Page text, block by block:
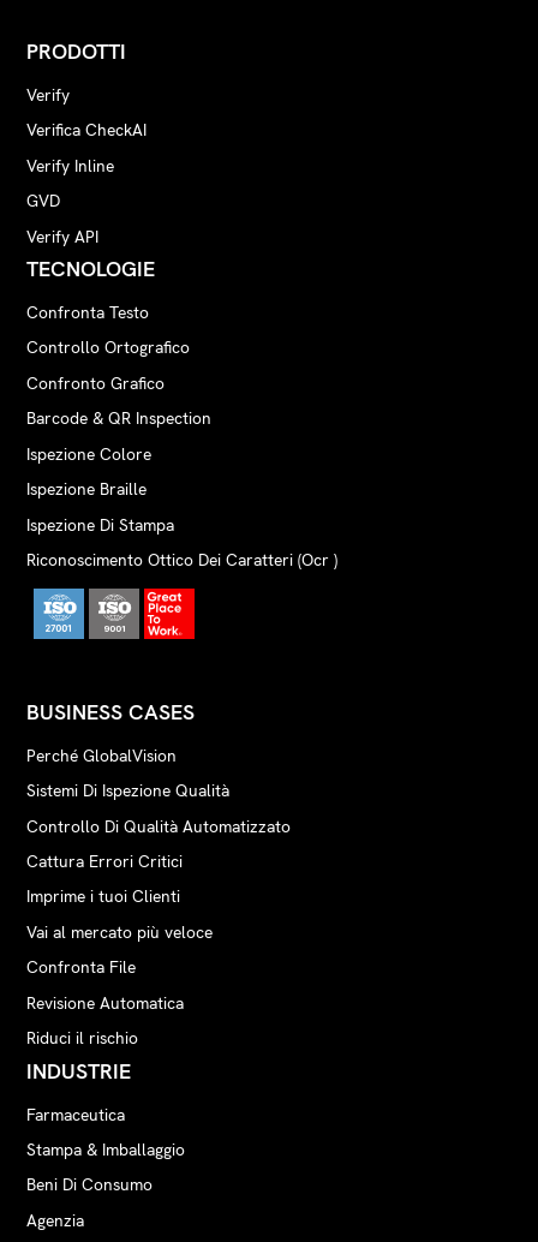
PRODOTTI
Verify
Verifica CheckAI
Verify Inline
GVD
Verify API
TECNOLOGIE
Confronta Testo
Controllo Ortografico
Confronto Grafico
Barcode & QR Inspection
Ispezione Colore
Ispezione Braille
Ispezione Di Stampa
Riconoscimento Ottico Dei Caratteri (Ocr )
BUSINESS CASES
Perché GlobalVision
Sistemi Di Ispezione Qualità
Controllo Di Qualità Automatizzato
Cattura Errori Critici
Imprime i tuoi Clienti
Vai al mercato più veloce
Confronta File
Revisione Automatica
Riduci il rischio
INDUSTRIE
Farmaceutica
Stampa & Imballaggio
Beni Di Consumo
Agenzia